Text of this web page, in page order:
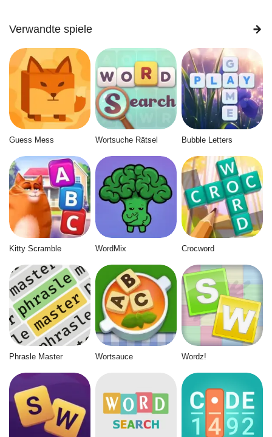
Verwandte spiele
Guess Mess Wortsuche Rätsel Bubble Letters
Kitty Scramble WordMix Crocword
Phrasle Master Wortsauce Wordz!